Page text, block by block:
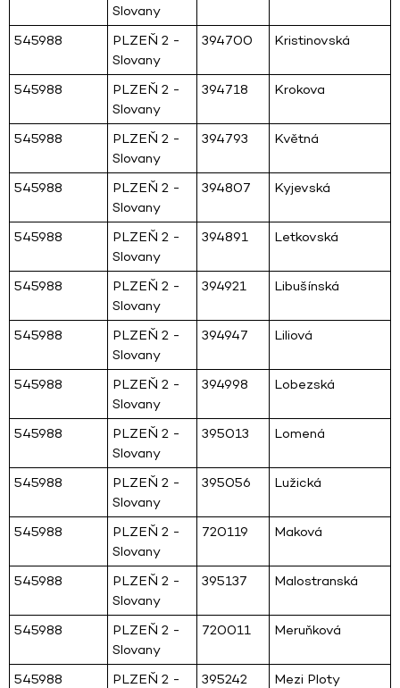
Slovany
545988
PLZEŇ 2 -
Slovany
394700 Kristinovská
545988
PLZEŇ 2 -
Slovany
394718 Krokova
545988
PLZEŇ 2 -
Slovany
394793 Květná
545988
PLZEŇ 2 -
Slovany
394807 Kyjevská
545988
PLZEŇ 2 -
Slovany
394891 Letkovská
545988
PLZEŇ 2 -
Slovany
394921 Libušínská
545988
PLZEŇ 2 -
Slovany
394947 Liliová
545988
PLZEŇ 2 -
Slovany
394998 Lobezská
545988
PLZEŇ 2 -
Slovany
395013 Lomená
545988
PLZEŇ 2 -
Slovany
395056 Lužická
545988
PLZEŇ 2 -
Slovany
720119 Maková
545988
PLZEŇ 2 -
Slovany
395137 Malostranská
545988
PLZEŇ 2 -
Slovany
720011 Meruňková
545988
PLZEŇ 2 -
395242 Mezi Ploty